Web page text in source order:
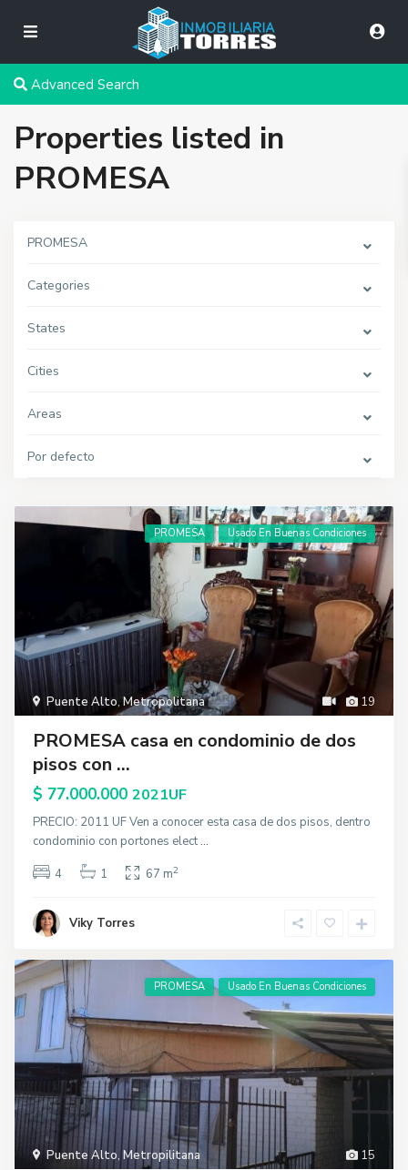
Advanced Search
Properties listed in
PROMESA
PROMESA
Categories
States
Cities
Areas
Por defecto
19
Puente Alto,Metropolitana
PROMESA Usado En Buenas Condiciones
PROMESA casa en condominio de dos
pisos con ...
$ 77.000.0002021UF
PRECIO: 2011 UF Ven a conocer esta casa de dos pisos, dentro
condominio con portones elect ...
4
1 67 m2
Viky Torres
15
Puente Alto,Metropilitana
PROMESA Usado En Buenas Condiciones